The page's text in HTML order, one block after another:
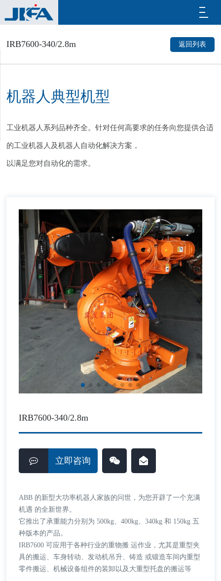
IRB7600-340/2.8m 返回列表
机器人典型机型
工业机器人系列品种齐全。针对任何高要求的任务向您提供合适
的工业机器人及机器人自动化解决方案，
以满足您对自动化的需求。
IRB7600-340/2.8m
立即咨询
ABB 的新型大功率机器人家族的问世，为您开辟了一个充满
机遇 的全新世界。
它推出了承重能力分别为 500kg、400kg、340kg 和 150kg 五
种版本的产品。
IRB7600 可应用于各种行业的重物搬 运作业，尤其是重型夹
具的搬运、车身转动、发动机吊升、铸造 或锻造车间内重型
零件搬运、机械设备组件的装卸以及大重型托盘的搬运等